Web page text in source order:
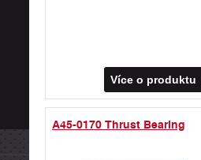
Více o produktu
A45-0170 Thrust Bearing